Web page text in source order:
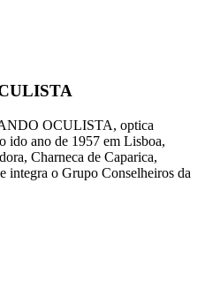
OCULISTA, optica
ido ano de 1957 em Lisboa,
Charneca de Caparica,
integra o Grupo Conselheiros da